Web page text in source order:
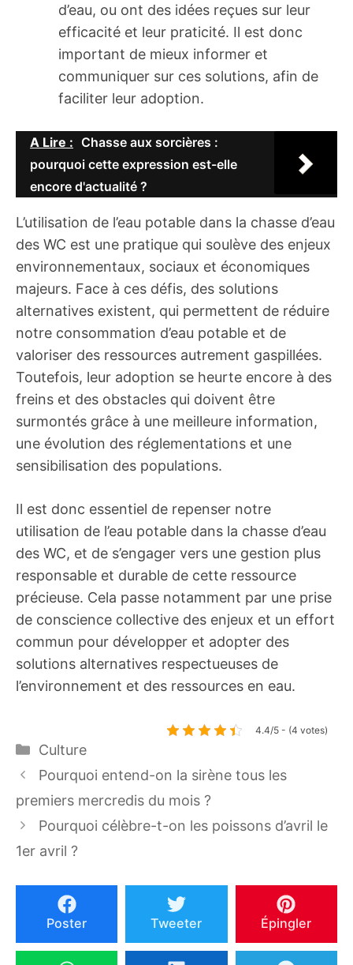
d’eau, ou ont des idées reçues sur leur
efficacité et leur praticité. Il est donc
important de mieux informer et
communiquer sur ces solutions, afin de
faciliter leur adoption.
A Lire : Chasse aux sorcières :
pourquoi cette expression est-elle
encore d'actualité ?
L’utilisation de l’eau potable dans la chasse d’eau
des WC est une pratique qui soulève des enjeux
environnementaux, sociaux et économiques
majeurs. Face à ces défis, des solutions
alternatives existent, qui permettent de réduire
notre consommation d’eau potable et de
valoriser des ressources autrement gaspillées.
Toutefois, leur adoption se heurte encore à des
freins et des obstacles qui doivent être
surmontés grâce à une meilleure information,
une évolution des réglementations et une
sensibilisation des populations.
Il est donc essentiel de repenser notre
utilisation de l’eau potable dans la chasse d’eau
des WC, et de s’engager vers une gestion plus
responsable et durable de cette ressource
précieuse. Cela passe notamment par une prise
de conscience collective des enjeux et un effort
commun pour développer et adopter des
solutions alternatives respectueuses de
l’environnement et des ressources en eau.
4.4/5 - (4 votes)
Catégories
Culture
Pourquoi entend-on la sirène tous les
premiers mercredis du mois ?
Pourquoi célèbre-t-on les poissons d’avril le
1er avril ?
Poster Tweeter Épingler